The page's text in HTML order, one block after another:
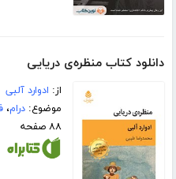
دانلود کتاب منظره‌ی دریایی
از: ادوارد آلبی
موضوع:درام،
۸۸ صفحه